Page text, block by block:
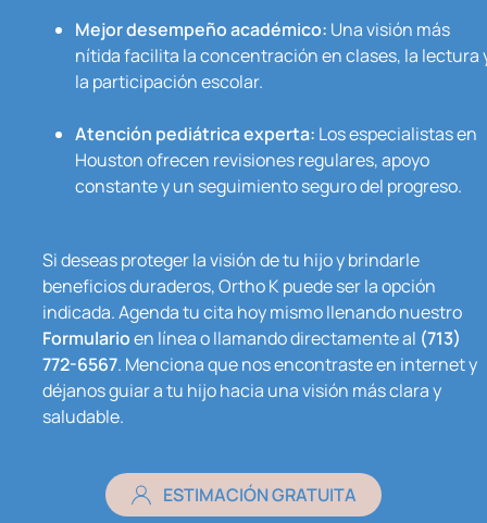
Mejor desempeño académico: Una visión más
nítida facilita la concentración en clases, la lectura
la participación escolar.
Atención pediátrica experta: Los especialistas en
Houston ofrecen revisiones regulares, apoyo
constante y un seguimiento seguro del progreso.
Si deseas proteger la visión de tu hijo y brindarle
beneficios duraderos, Ortho K puede ser la opción
indicada. Agenda tu cita hoy mismo llenando nuestro
Formularioen línea o llamando directamente al (713)
772-6567. Menciona que nos encontraste en internet y
déjanos guiar a tu hijo hacia una visión más clara y
saludable.
ESTIMACIÓN GRATUITA